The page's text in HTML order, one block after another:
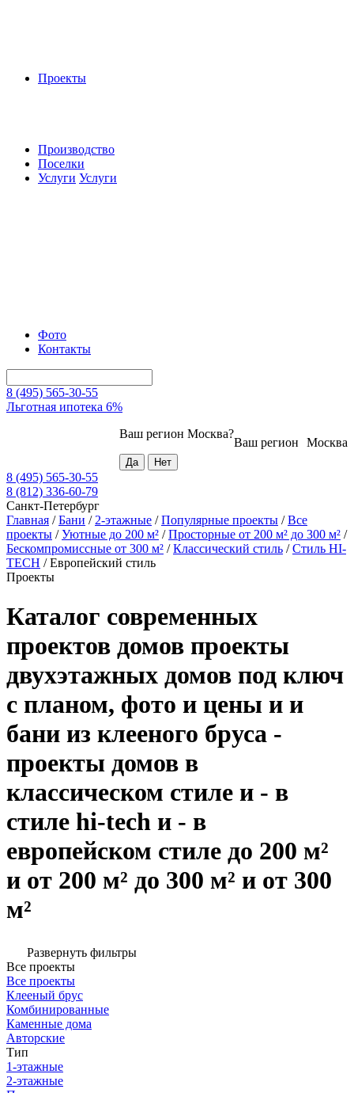
Проекты
Производство
Поселки
Услуги Услуги
Фото
Контакты
8 (495) 565-30-55
Льготная ипотека 6%
Москва
Ваш регион
Ваш регион Москва?
8 (495) 565-30-55
8 (812) 336-60-79
Санкт-Петербург
Главная /Бани / 2-этажные /Популярные проекты /Все
проекты /Уютные до 200 м² /Просторные от 200 м² до 300 м² /
Бескомпромиссные от 300 м² /Классический стиль /Стиль HI-
TECH /Европейский стиль
Проекты
Каталог современных
проектов домов проекты
двухэтажных домов под ключ
с планом, фото и цены и и
бани из клееного бруса -
проекты домов в
классическом стиле и - в
стиле hi-tech и - в
европейском стиле до 200 м²
и от 200 м² до 300 м² и от 300
м²
Развернуть фильтры
Все проекты
Все проекты
Клееный брус
Комбинированные
Каменные дома
Авторские
Тип
1-этажные
2-этажные